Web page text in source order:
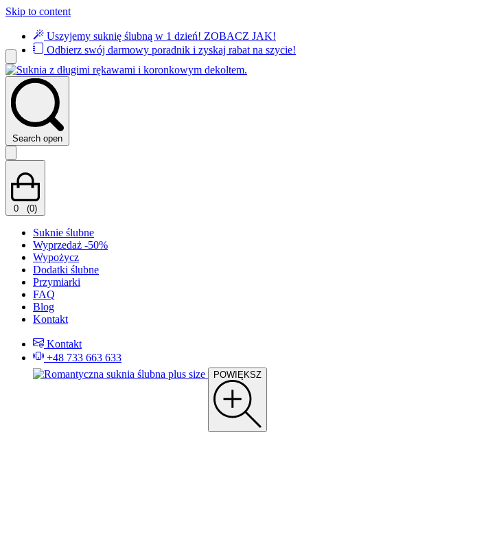
Skip to content
Uszyjemy suknię ślubną w 1 dzień! ZOBACZ JAK!
Odbierz swój darmowy poradnik i zyskaj rabat na szycie!
Search open
0 (0)
Suknie ślubne
Wyprzedaż -50%
Wypożycz
Dodatki ślubne
Przymiarki
FAQ
Blog
Kontakt
Kontakt
+48 733 663 633
POWIĘKSZ